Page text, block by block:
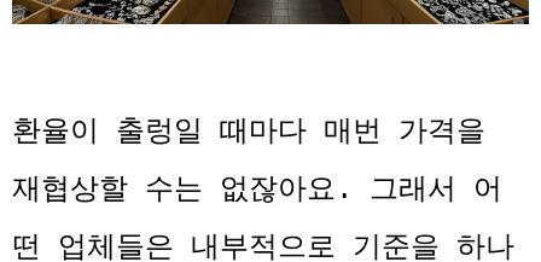
환율이 출렁일 때마다 매번 가격을
재협상할 수는 없잖아요. 그래서 어
떤 업체들은 내부적으로 기준을 하나